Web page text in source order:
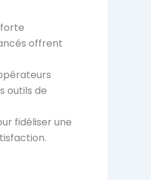
offrent
outils de
fidéliser une